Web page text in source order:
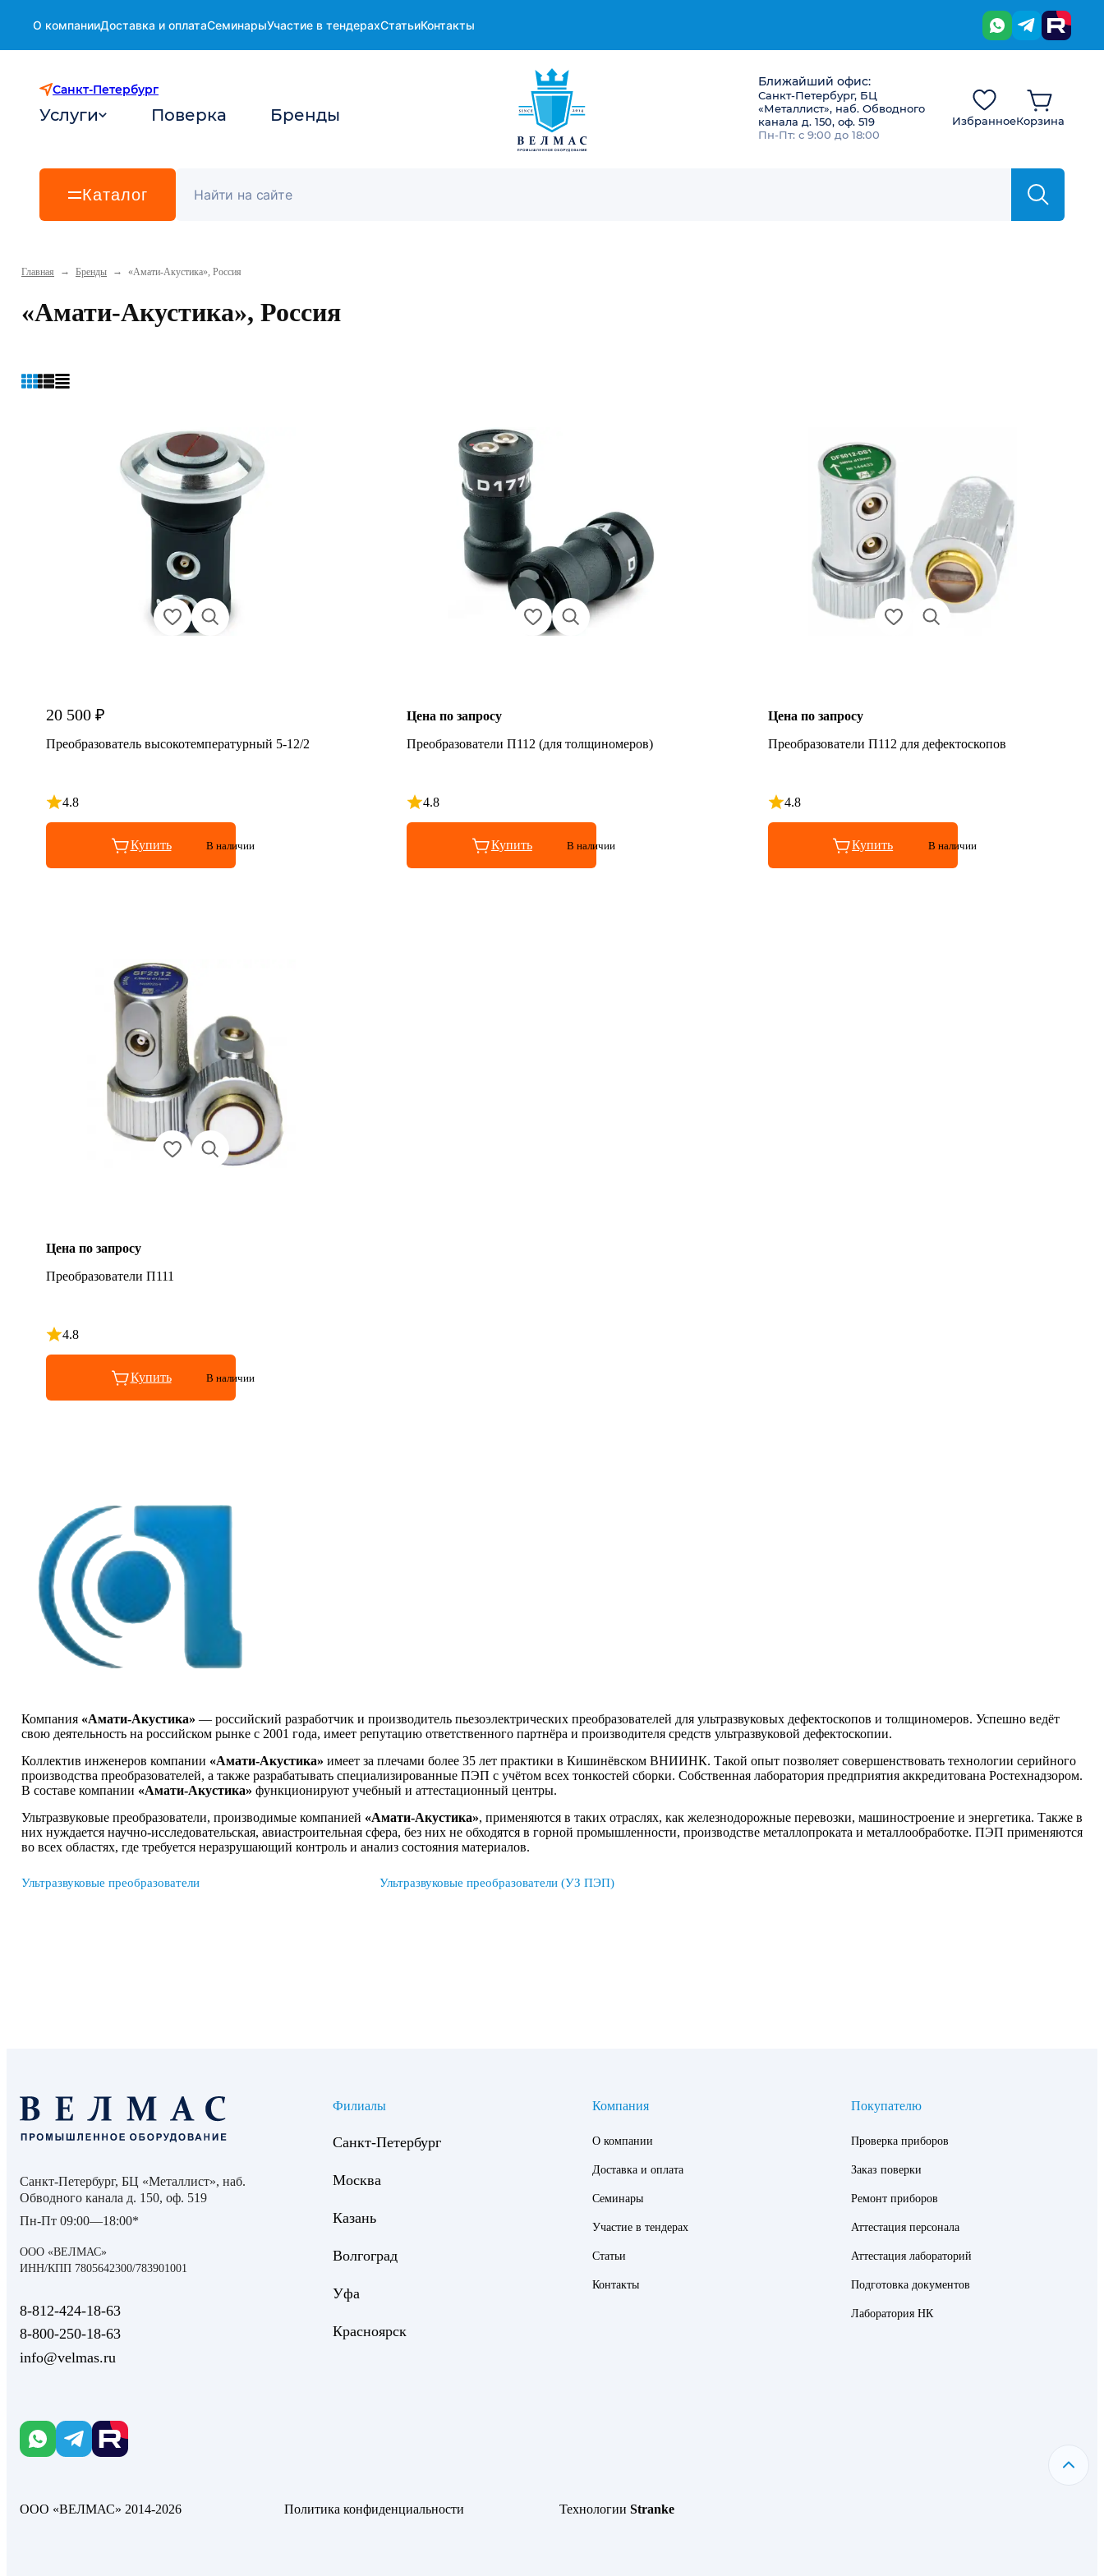
О компанииДоставка и оплатаСеминарыУчастие в тендерахСтатьиКонтакты
Санкт-Петербург
Услуги Поверка Бренды
Ближайший офис:
Санкт-Петербург, БЦ
«Металлист», наб. Обводного
канала д. 150, оф. 519
Пн-Пт: с 9:00 до 18:00
ИзбранноеКорзина
Каталог
Главная → Бренды → «Амати-Акустика», Россия
«Амати-Акустика», Россия
20 500 ₽
Преобразователь высокотемпературный 5-12/2
4.8
Рейтинг 4.8 из 5
Купить В наличии
Цена по запросу
Преобразователи П112 (для толщиномеров)
4.8
Рейтинг 4.8 из 5
Купить В наличии
Цена по запросу
Преобразователи П112 для дефектоскопов
4.8
Рейтинг 4.8 из 5
Купить В наличии
Цена по запросу
Преобразователи П111
4.8
Рейтинг 4.8 из 5
Купить В наличии
Компания «Амати-Акустика» — российский разработчик и производитель пьезоэлектрических преобразователей для ультразвуковых дефектоскопов и толщиномеров. Успешно ведёт
свою деятельность на российском рынке с 2001 года, имеет репутацию ответственного партнёра и производителя средств ультразвуковой дефектоскопии.
Коллектив инженеров компании «Амати-Акустика» имеет за плечами более 35 лет практики в Кишинёвском ВНИИНК. Такой опыт позволяет совершенствовать технологии серийного
производства преобразователей, а также разрабатывать специализированные ПЭП с учётом всех тонкостей сборки. Собственная лаборатория предприятия аккредитована Ростехнадзором.
В составе компании «Амати-Акустика» функционируют учебный и аттестационный центры.
Ультразвуковые преобразователи, производимые компанией «Амати-Акустика», применяются в таких отраслях, как железнодорожные перевозки, машиностроение и энергетика. Также в
них нуждается научно-исследовательская, авиастроительная сфера, без них не обходятся в горной промышленности, производстве металлопроката и металлообработке. ПЭП применяются
во всех областях, где требуется неразрушающий контроль и анализ состояния материалов.
Ультразвуковые преобразователи Ультразвуковые преобразователи (УЗ ПЭП)
Санкт-Петербург, БЦ «Металлист», наб.
Обводного канала д. 150, оф. 519
Пн-Пт 09:00—18:00*
ООО «ВЕЛМАС»
ИНН/КПП 7805642300/783901001
8‑812‑424‑18‑63
8‑800‑250‑18‑63
info@velmas.ru
Филиалы
Санкт-Петербург
Москва
Казань
Волгоград
Уфа
Красноярск
Компания
О компании
Доставка и оплата
Семинары
Участие в тендерах
Статьи
Контакты
Покупателю
Проверка приборов
Заказ поверки
Ремонт приборов
Аттестация персонала
Аттестация лабораторий
Подготовка документов
Лаборатория НК
ООО «ВЕЛМАС» 2014-2026 Политика конфиденциальности Технологии Stranke